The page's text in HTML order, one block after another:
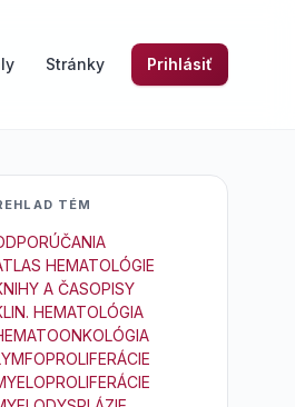
Stránky Prihlásiť
TÉM
HEMATOLÓGIE
A ČASOPISY
HEMATOLÓGIA